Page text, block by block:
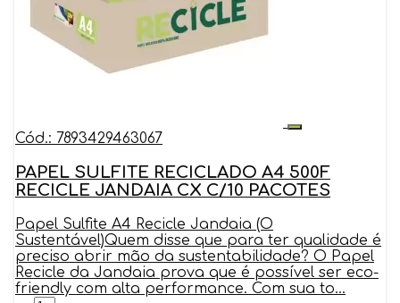
Cód.: 7893429463067
PAPEL SULFITE RECICLADO A4 500F
RECICLE JANDAIA CX C/10 PACOTES
Papel Sulfite A4 Recicle Jandaia (O
Sustentável)Quem disse que para ter qualidade é
preciso abrir mão da sustentabilidade? O Papel
Recicle da Jandaia prova que é possível ser eco-
friendly com alta performance. Com sua to...